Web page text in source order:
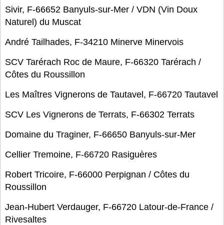
Sivir, F-66652 Banyuls-sur-Mer / VDN (Vin Doux
Naturel) du Muscat
André Tailhades, F-34210 Minerve Minervois
SCV Tarérach Roc de Maure, F-66320 Tarérach /
Côtes du Roussillon
Les Maîtres Vignerons de Tautavel, F-66720 Tautavel
SCV Les Vignerons de Terrats, F-66302 Terrats
Domaine du Traginer, F-66650 Banyuls-sur-Mer
Cellier Tremoine, F-66720 Rasiguères
Robert Tricoire, F-66000 Perpignan / Côtes du
Roussillon
Jean-Hubert Verdauger, F-66720 Latour-de-France /
Rivesaltes